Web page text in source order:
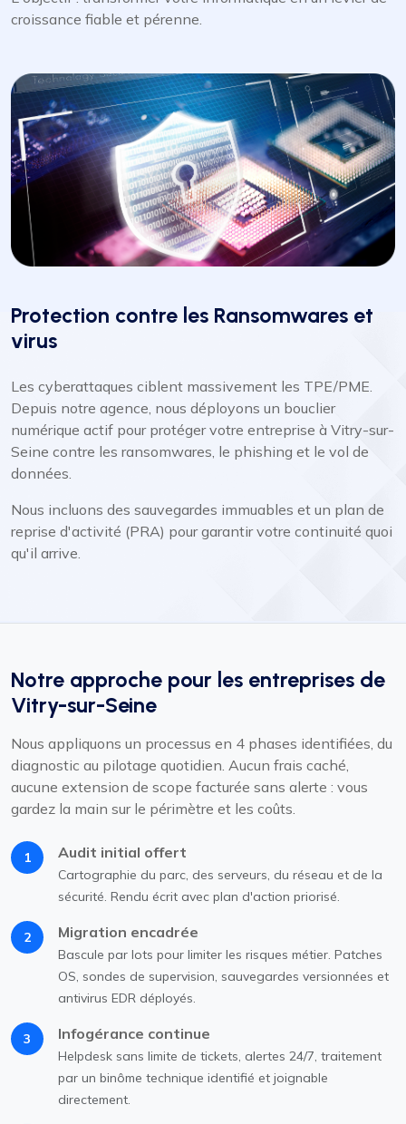
croissance fiable et pérenne.
Protection contre les Ransomwares et
virus
Les cyberattaques ciblent massivement les TPE/PME.
Depuis notre agence, nous déployons un bouclier
numérique actif pour protéger votre entreprise à Vitry-sur-
Seine contre les ransomwares, le phishing et le vol de
données.
Nous incluons des sauvegardes immuables et un plan de
reprise d'activité (PRA) pour garantir votre continuité quoi
qu'il arrive.
Notre approche pour les entreprises de
Vitry-sur-Seine
Nous appliquons un processus en 4 phases identifiées, du
diagnostic au pilotage quotidien. Aucun frais caché,
aucune extension de scope facturée sans alerte : vous
gardez la main sur le périmètre et les coûts.
1 Audit initial offert
Cartographie du parc, des serveurs, du réseau et de la
sécurité. Rendu écrit avec plan d'action priorisé.
2 Migration encadrée
Bascule par lots pour limiter les risques métier. Patches
OS, sondes de supervision, sauvegardes versionnées et
antivirus EDR déployés.
3 Infogérance continue
Helpdesk sans limite de tickets, alertes 24/7, traitement
par un binôme technique identifié et joignable
directement.